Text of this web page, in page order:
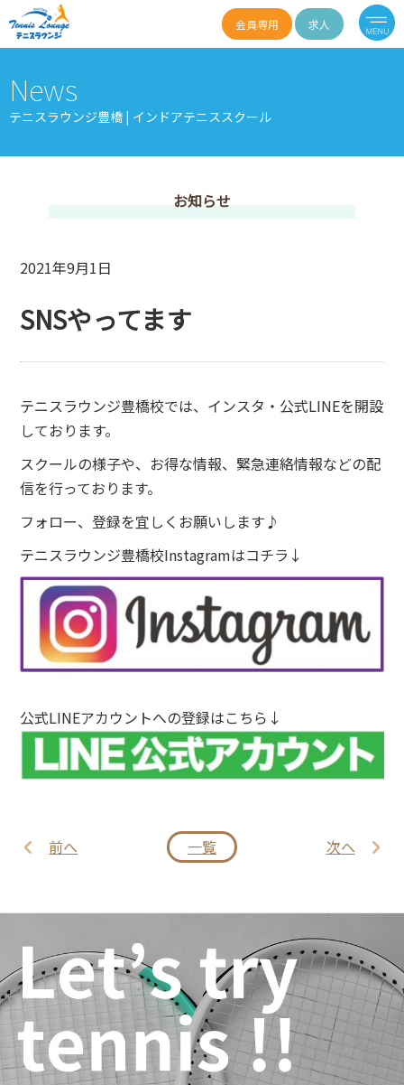
会員専用 求人
News
テニスラウンジ豊橋 | インドアテニススクール
お知らせ
2021年9月1日
SNSやってます
テニスラウンジ豊橋校では、インスタ・公式LINEを開設
しております。
スクールの様子や、お得な情報、緊急連絡情報などの配
信を行っております。
フォロー、登録を宜しくお願いします♪
テニスラウンジ豊橋校Instagramはコチラ↓
公式LINEアカウントへの登録はこちら↓
前へ 一覧 次へ